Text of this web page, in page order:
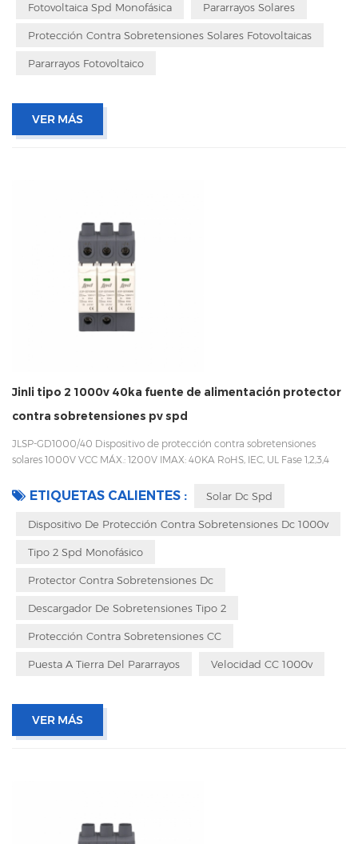
Fotovoltaica Spd Monofásica Pararrayos Solares
Protección Contra Sobretensiones Solares Fotovoltaicas
Pararrayos Fotovoltaico
VER MÁS
Jinli tipo 2 1000v 40ka fuente de alimentación protector
contra sobretensiones pv spd
JLSP-GD1000/40 Dispositivo de protección contra sobretensiones
solares 1000V VCC MÁX.: 1200V IMAX: 40KA RoHS, IEC, UL Fase 1,2,3,4
Embalaje con caja interior para evitar vibraciones durante el transporte
ETIQUETAS CALIENTES : Solar Dc Spd
Dispositivo De Protección Contra Sobretensiones Dc 1000v
Tipo 2 Spd Monofásico
Protector Contra Sobretensiones Dc
Descargador De Sobretensiones Tipo 2
Protección Contra Sobretensiones CC
Puesta A Tierra Del Pararrayos Velocidad CC 1000v
VER MÁS